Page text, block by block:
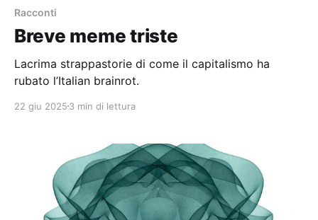
Racconti
Breve meme triste
Lacrima strappastorie di come il capitalismo ha
rubato l’Italian brainrot.
22 giu 2025 3 min di lettura